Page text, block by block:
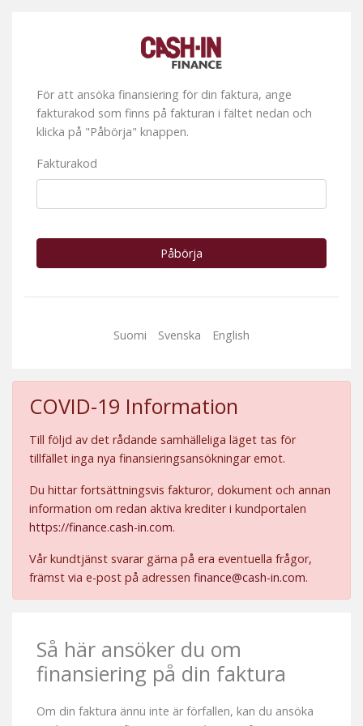
För att ansöka finansiering för din faktura, ange
fakturakod som finns på fakturan i fältet nedan och
klicka på "Påbörja" knappen.
Fakturakod
Påbörja
Suomi Svenska English
COVID-19 Information
Till följd av det rådande samhälleliga läget tas för
tillfället inga nya finansieringsansökningar emot.
Du hittar fortsättningsvis fakturor, dokument och annan
information om redan aktiva krediter i kundportalen
https://finance.cash-in.com.
Vår kundtjänst svarar gärna på era eventuella frågor,
främst via e-post på adressen finance@cash-in.com.
Så här ansöker du om
finansiering på din faktura
Om din faktura ännu inte är förfallen, kan du ansöka